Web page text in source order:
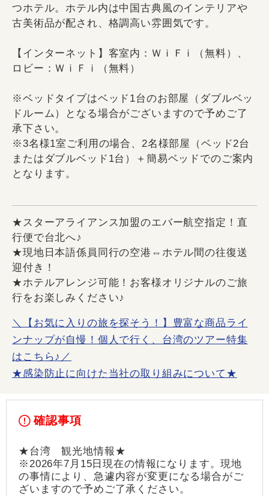
つホテル。ホテル内は中国古典風のインテリアや
古美術品が配され、格調高い雰囲気です。
【インターネット】客室内：ＷｉＦｉ（無料）、
ロビー：ＷｉＦｉ（無料）
※ベッドタイプはベッド1台のお部屋（ダブルベッ
ドルーム）となる場合がございますので予めご了
承下さい。
※3名様1室ご利用の場合、2名様部屋（ベッド2台
またはダブルベッド1台）＋簡易ベッドでのご案内
となります。
★スターアライアンス加盟のエバー航空指定！直
行便で台北へ♪
★現地日本語係員同行の空港⇔ホテル間の往復送
迎付き！
★ホテルアレンジ可能！お客様オリジナルのご旅
行をお楽しみください♪
＼【お気に入りの旅を探そう！】豊富な商品ライ
ンナップが自慢！個人で行く、台湾のツアー特集
はこちら♪／
★感染防止に向けた当社の取り組みについて★
確認事項
★台湾 観光地情報★
※2026年7月15日現在の情報になります。現地
の事情により、急遽内容が変更になる場合がご
ざいますので予めご了承ください。